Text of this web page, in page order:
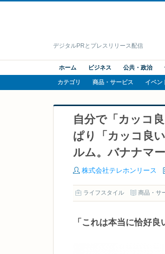
デジタルPRとプレスリリース配信
ホーム ビジネス 公共・政治
カテゴリ 商品・サービス イベン
自分で「カッコ
ぱり「カッコ良
ルム。バナナマ
株式会社テレホンリース
ライフスタイル 商品・サ
「これは本当に恰好